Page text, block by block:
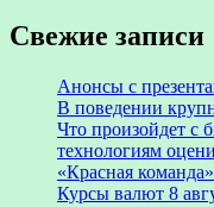
Свежие записи
Анонсы с
В поведении
Что произойдет с
технологиям
«Красная
Курсы валют 8